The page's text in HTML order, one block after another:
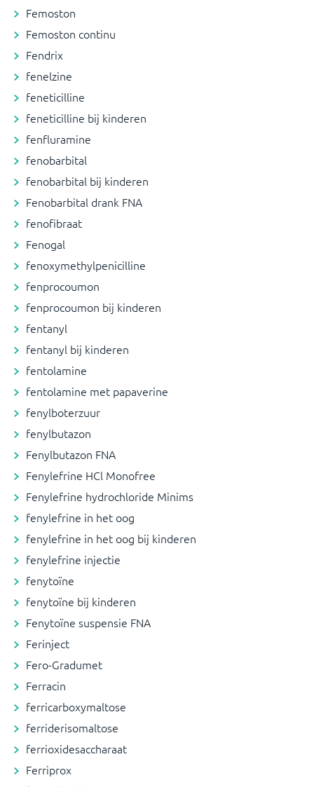
Femoston
Femoston continu
Fendrix
fenelzine
feneticilline
feneticilline bij kinderen
fenfluramine
fenobarbital
fenobarbital bij kinderen
Fenobarbital drank FNA
fenofibraat
Fenogal
fenoxymethylpenicilline
fenprocoumon
fenprocoumon bij kinderen
fentanyl
fentanyl bij kinderen
fentolamine
fentolamine met papaverine
fenylboterzuur
fenylbutazon
Fenylbutazon FNA
Fenylefrine HCl Monofree
Fenylefrine hydrochloride Minims
fenylefrine in het oog
fenylefrine in het oog bij kinderen
fenylefrine injectie
fenytoïne
fenytoïne bij kinderen
Fenytoïne suspensie FNA
Ferinject
Fero-Gradumet
Ferracin
ferricarboxymaltose
ferriderisomaltose
ferrioxidesaccharaat
Ferriprox